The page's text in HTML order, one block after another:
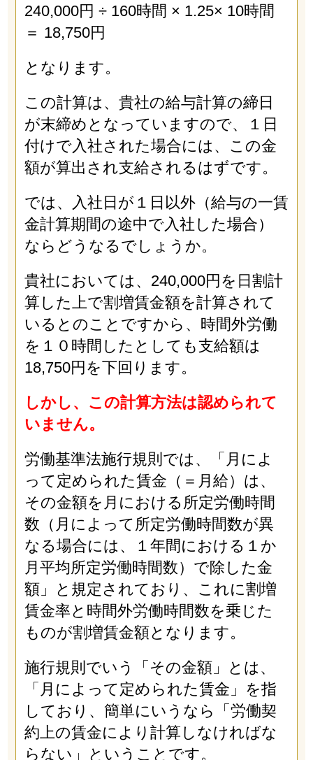
240,000円 ÷ 160時間 × 1.25× 10時間
＝ 18,750円
となります。
この計算は、貴社の給与計算の締日
が末締めとなっていますので、１日
付けで入社された場合には、この金
額が算出され支給されるはずです。
では、入社日が１日以外（給与の一賃
金計算期間の途中で入社した場合）
ならどうなるでしょうか。
貴社においては、240,000円を日割計
算した上で割増賃金額を計算されて
いるとのことですから、時間外労働
を１０時間したとしても支給額は
18,750円を下回ります。
しかし、この計算方法は認められて
いません。
労働基準法施行規則では、「月によ
って定められた賃金（＝月給）は、
その金額を月における所定労働時間
数（月によって所定労働時間数が異
なる場合には、１年間における１か
月平均所定労働時間数）で除した金
額」と規定されており、これに割増
賃金率と時間外労働時間数を乗じた
ものが割増賃金額となります。
施行規則でいう「その金額」とは、
「月によって定められた賃金」を指
しており、簡単にいうなら「労働契
約上の賃金により計算しなければな
らない」ということです。